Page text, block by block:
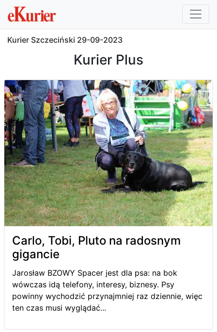
Kurier Szczeciński 29-09-2023
Kurier Plus
Carlo, Tobi, Pluto na radosnym
gigancie
Jarosław BZOWY Spacer jest dla psa: na bok
wówczas idą telefony, interesy, biznesy. Psy
powinny wychodzić przynajmniej raz dziennie, więc
ten czas musi wyglądać...